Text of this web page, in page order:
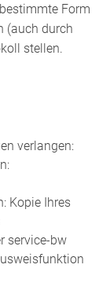
Form
(auch durch
stellen.
verlangen:
Kopie Ihres
service-bw